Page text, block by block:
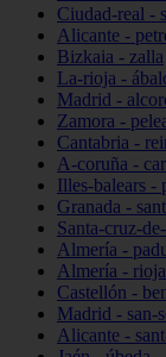
Ciudad-real -
Alicante -
Bizkaia - zalla
La-rioja -
Madrid -
Zamora -
Cantabria -
A-coruña -
Illes-balears -
Granada -
Santa-cruz-
Almería -
Almería - rioja
Castellón -
Madrid - san-
Alicante -